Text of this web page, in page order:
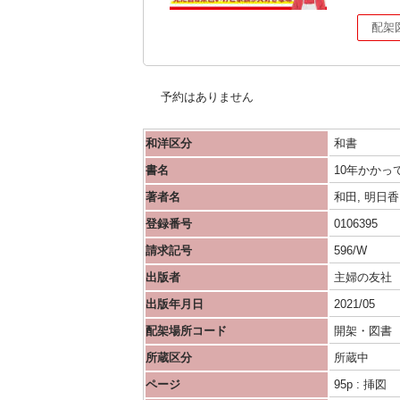
配架
予約はありません
和洋区分
和書
書名
10年かかっ
著者名
和田, 明日香
登録番号
0106395
請求記号
596/W
出版者
主婦の友社
出版年月日
2021/05
配架場所コード
開架・図書
所蔵区分
所蔵中
ページ
95p : 挿図